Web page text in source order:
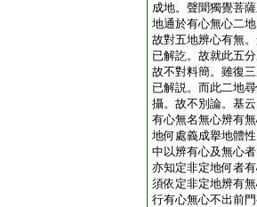
成地。聲聞獨覺菩
地通於有心無心二
故對五地辨心有無
已解訖。故就此五
故不對料簡。雖復
已解説。而此二地
攝。故不別論。基
有心無名無心辨有
地何處義成擧地體
中以辨有心及無心
亦知定非定地何者
須依定非定地辨有
行有心無心不出前